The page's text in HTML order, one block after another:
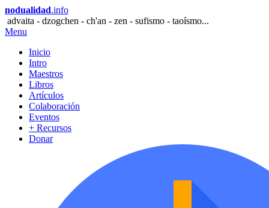
nodualidad.info
advaita - dzogchen - ch'an - zen - sufismo - taoísmo...
Menu
Inicio
Intro
Maestros
Libros
Artículos
Colaboración
Eventos
+ Recursos
Donar